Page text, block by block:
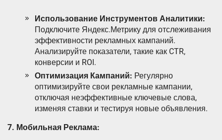
Использование Инструментов Аналитики:
Подключите Яндекс.Метрику для отслеживания
эффективности рекламных кампаний.
Анализируйте показатели, такие как CTR,
конверсии и ROI.
Оптимизация Кампаний: Регулярно
оптимизируйте свои рекламные кампании,
отключая неэффективные ключевые слова,
изменяя ставки и тестируя новые объявления.
7. Мобильная Реклама: